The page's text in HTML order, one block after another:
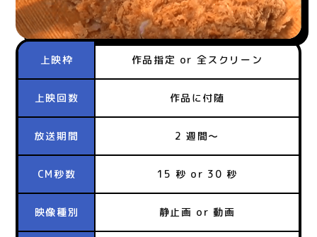
上映枠 作品指定 or 全スクリーン
上映回数 作品に付随
放送期間 2 週間～
CM秒数 15 秒 or 30 秒
映像種別 静止画 or 動画